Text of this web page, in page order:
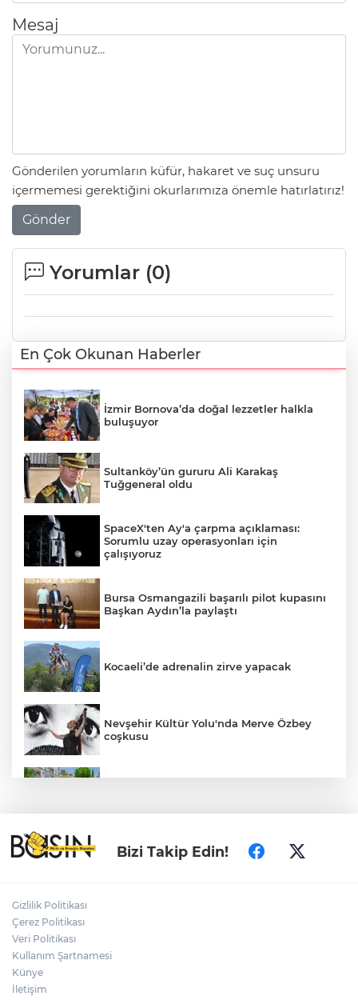
Mesaj
Gönderilen yorumların küfür, hakaret ve suç unsuru
içermemesi gerektiğini okurlarımıza önemle hatırlatırız!
Gönder
Yorumlar (0)
En Çok Okunan Haberler
İzmir Bornova’da doğal lezzetler halkla
buluşuyor
Sultanköy’ün gururu Ali Karakaş
Tuğgeneral oldu
SpaceX'ten Ay'a çarpma açıklaması:
Sorumlu uzay operasyonları için
çalışıyoruz
Bursa Osmangazili başarılı pilot kupasını
Başkan Aydın’la paylaştı
Kocaeli’de adrenalin zirve yapacak
Nevşehir Kültür Yolu'nda Merve Özbey
coşkusu
MEB ve Türk Kızılay'dan Çocuklara
Yönelik Afet Farkındalık Çalıştayı
Bizi Takip Edin!
Gizlilik Politikası
Çerez Politikası
Veri Politikası
Kullanım Şartnamesi
Künye
İletişim